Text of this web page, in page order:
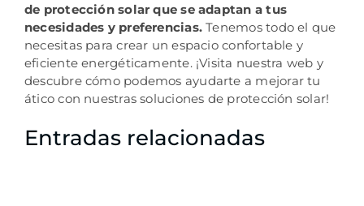
de protección solar que se adaptan a tus
necesidades y preferencias. Tenemos todo el que
necesitas para crear un espacio confortable y
eficiente energéticamente. ¡Visita nuestra web y
descubre cómo podemos ayudarte a mejorar tu
ático con nuestras soluciones de protección solar!
Entradas relacionadas